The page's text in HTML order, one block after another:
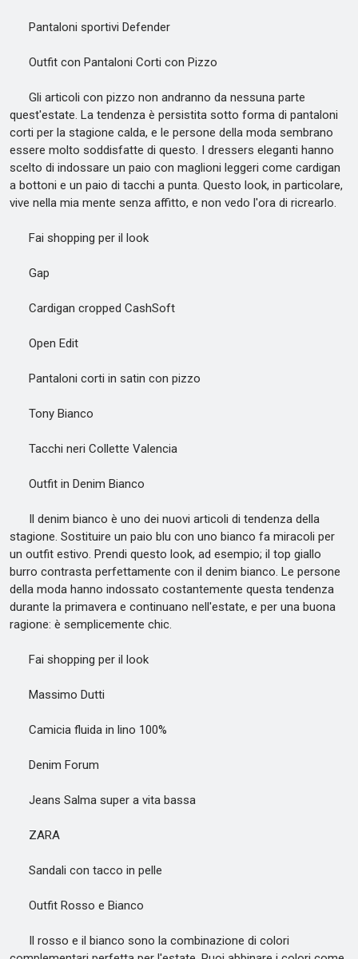
Pantaloni sportivi Defender
Outfit con Pantaloni Corti con Pizzo
Gli articoli con pizzo non andranno da nessuna parte
quest'estate. La tendenza è persistita sotto forma di pantaloni
corti per la stagione calda, e le persone della moda sembrano
essere molto soddisfatte di questo. I dressers eleganti hanno
scelto di indossare un paio con maglioni leggeri come cardigan
a bottoni e un paio di tacchi a punta. Questo look, in particolare,
vive nella mia mente senza affitto, e non vedo l'ora di ricrearlo.
Fai shopping per il look
Gap
Cardigan cropped CashSoft
Open Edit
Pantaloni corti in satin con pizzo
Tony Bianco
Tacchi neri Collette Valencia
Outfit in Denim Bianco
Il denim bianco è uno dei nuovi articoli di tendenza della
stagione. Sostituire un paio blu con uno bianco fa miracoli per
un outfit estivo. Prendi questo look, ad esempio; il top giallo
burro contrasta perfettamente con il denim bianco. Le persone
della moda hanno indossato costantemente questa tendenza
durante la primavera e continuano nell'estate, e per una buona
ragione: è semplicemente chic.
Fai shopping per il look
Massimo Dutti
Camicia fluida in lino 100%
Denim Forum
Jeans Salma super a vita bassa
ZARA
Sandali con tacco in pelle
Outfit Rosso e Bianco
Il rosso e il bianco sono la combinazione di colori